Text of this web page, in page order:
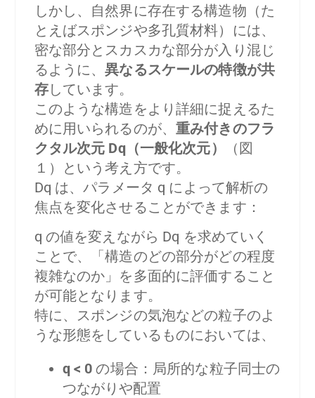
しかし、自然界に存在する構造物（た
とえばスポンジや多孔質材料）には、
密な部分とスカスカな部分が入り混じ
るように、異なるスケールの特徴が共
存しています。
このような構造をより詳細に捉えるた
めに用いられるのが、 重み付きのフラ
クタル次元 Dq（一般化次元）
（図
１）という考え方です。
Dq は、パラメータ q によって解析の
焦点を変化させることができます：
q の値を変えながら Dq を求めていく
ことで、「構造のどの部分がどの程度
複雑なのか」を多面的に評価すること
が可能となります。
特に、スポンジの気泡などの粒子のよ
うな形態をしているものにおいては、
q < 0 の場合：局所的な粒子同士の
つながりや配置